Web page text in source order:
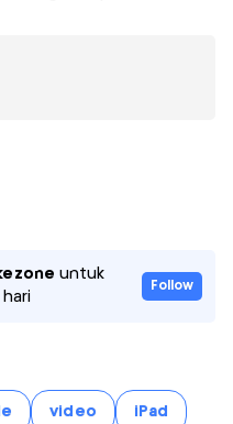
untuk
Follow
video iPad